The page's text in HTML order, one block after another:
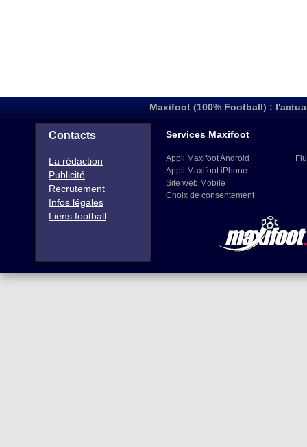
Maxifoot (100% Football) :
Contacts
La rédaction
Publicité
Recrutement
Infos légales
Liens football
Services Maxifoot
Appli Maxifoot Android
Appli Maxifoot iPhone
Site web Mobile
Choix de consentement